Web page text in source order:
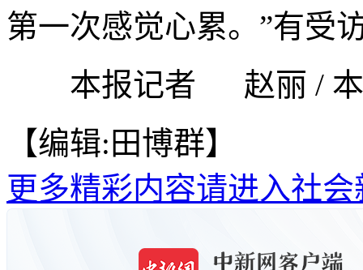
第一次感觉心累。”有受
本报记者 赵丽 / 本
【编辑:田博群】
更多精彩内容请进入社会